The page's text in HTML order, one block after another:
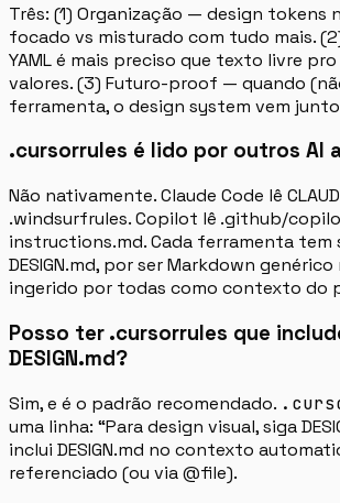
Três: (1) Organização — design tokens
focado vs misturado com tudo mais.
YAML é mais preciso que texto livre
valores. (3) Futuro-proof — quando
ferramenta, o design system vem
.cursorrules é lido por outros AI
Não nativamente. Claude Code lê
.windsurfrules. Copilot lê .github/
instructions.md. Cada ferramenta tem
DESIGN.md, por ser Markdown
ingerido por todas como contexto do
Posso ter .cursorrules que
DESIGN.md?
Sim, e é o padrão recomendado.
uma linha: “Para design visual, siga
inclui DESIGN.md no contexto
referenciado (ou via @file).